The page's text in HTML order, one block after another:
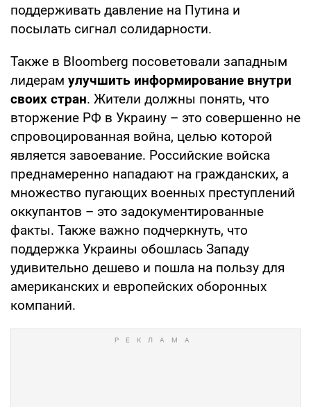
поддерживать давление на Путина и
посылать сигнал солидарности.
Также в Bloomberg посоветовали западным
лидерам улучшить информирование внутри
своих стран. Жители должны понять, что
вторжение РФ в Украину – это совершенно не
спровоцированная война, целью которой
является завоевание. Российские войска
преднамеренно нападают на гражданских, а
множество пугающих военных преступлений
оккупантов – это задокументированные
факты. Также важно подчеркнуть, что
поддержка Украины обошлась Западу
удивительно дешево и пошла на пользу для
американских и европейских оборонных
компаний.